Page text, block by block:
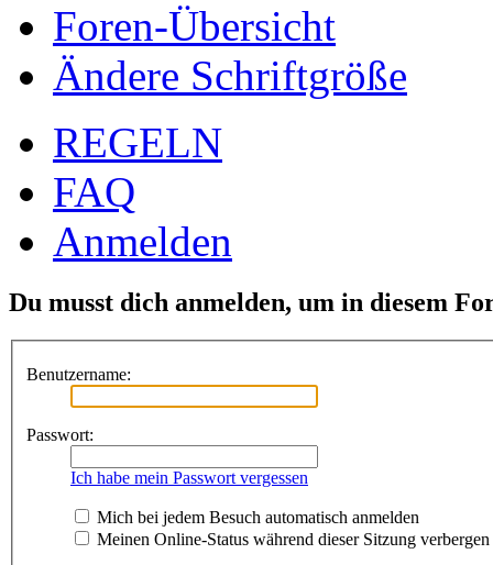
Foren-Übersicht
Ändere Schriftgröße
REGELN
FAQ
Anmelden
Du musst dich anmelden, um in diesem
Benutzername:
Passwort:
Ich habe mein Passwort vergessen
Mich bei jedem Besuch automatisch anmelden
Meinen Online-Status während dieser Sitzung verbergen